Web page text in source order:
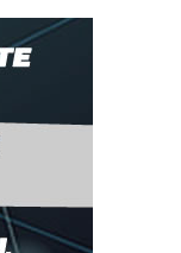
ESTAMPAS
MORRE
todos os dias
com três